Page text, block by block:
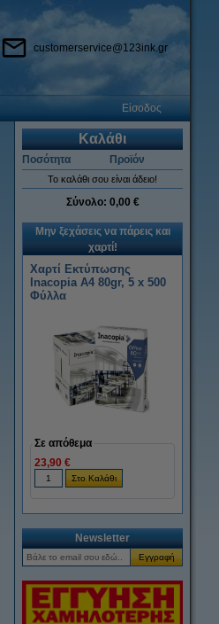
customerservice@123ink.gr
Είσοδος
Καλάθι
Ποσότητα Προϊόν
Το καλάθι σου είναι άδειο!
Σύνολο: 0,00 €
Μην ξεχάσεις να πάρεις και
χαρτί!
Χαρτί Εκτύπωσης
Inacopia Α4 80gr, 5 x 500
Φύλλα
Σε απόθεμα
23,90 €
Newsletter